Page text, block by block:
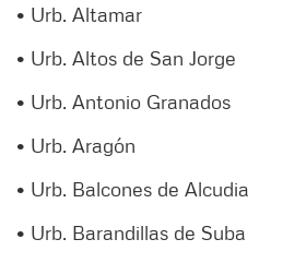
• Urb. Altamar
• Urb. Altos de San Jorge
• Urb. Antonio Granados
• Urb. Aragón
• Urb. Balcones de Alcudia
• Urb. Barandillas de Suba